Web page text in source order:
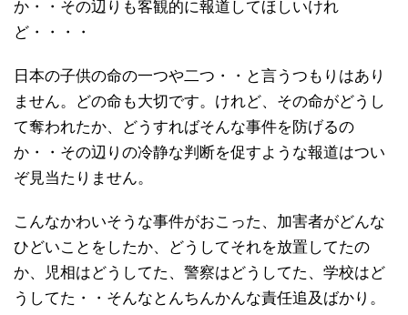
か・・その辺りも客観的に報道してほしいけれ
ど・・・・
日本の子供の命の一つや二つ・・と言うつもりはあり
ません。どの命も大切です。けれど、その命がどうし
て奪われたか、どうすればそんな事件を防げるの
か・・その辺りの冷静な判断を促すような報道はつい
ぞ見当たりません。
こんなかわいそうな事件がおこった、加害者がどんな
ひどいことをしたか、どうしてそれを放置してたの
か、児相はどうしてた、警察はどうしてた、学校はど
うしてた・・そんなとんちんかんな責任追及ばかり。